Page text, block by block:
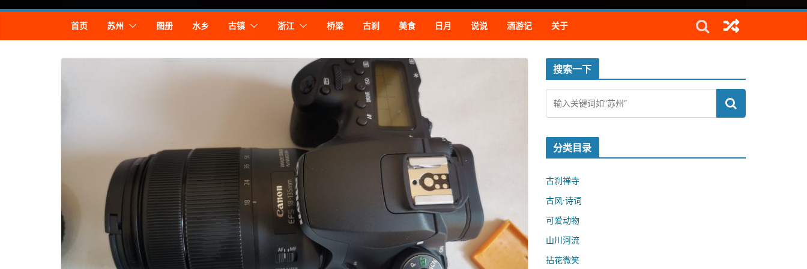
首页 苏州 图册 水乡 古镇 浙江 桥梁 古刹 美食 日月 说说 酒游记 关于
搜索一下
分类目录
古刹禅寺
古风·诗词
可爱动物
山川河流
拈花微笑